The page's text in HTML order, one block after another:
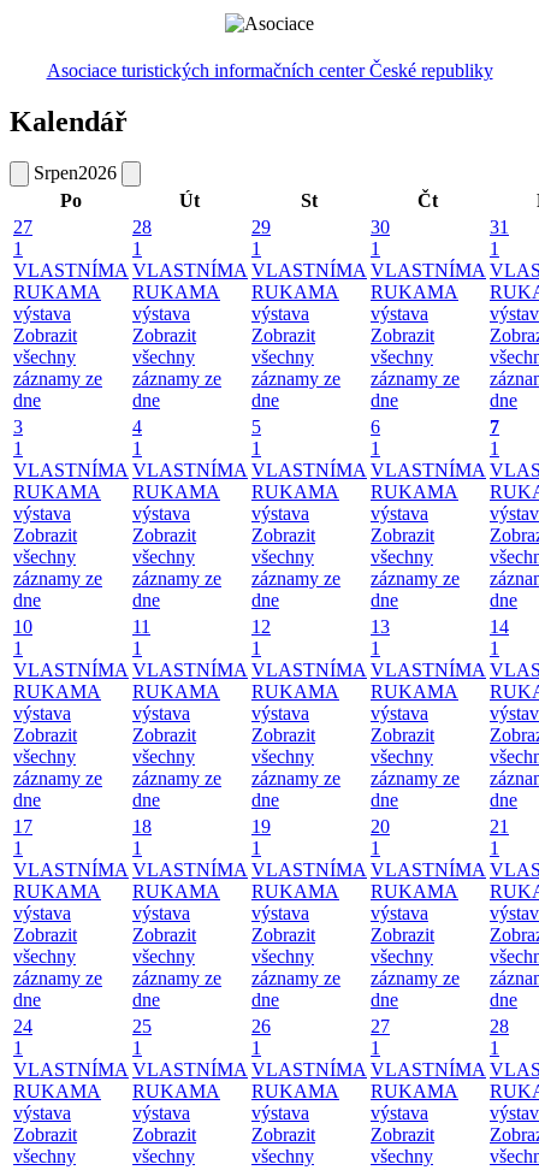
Asociace turistických informačních center České republiky
Kalendář
Srpen2026
Po
Út St Čt
27
1
VLASTNÍMA
RUKAMA
výstava
Zobrazit
všechny
záznamy ze
dne
28
1
VLASTNÍMA
RUKAMA
výstava
Zobrazit
všechny
záznamy ze
dne
29
1
VLASTNÍMA
RUKAMA
výstava
Zobrazit
všechny
záznamy ze
dne
30
1
VLASTNÍMA
RUKAMA
výstava
Zobrazit
všechny
záznamy ze
dne
31
1
dne
3
1
VLASTNÍMA
RUKAMA
výstava
Zobrazit
všechny
záznamy ze
dne
4
1
VLASTNÍMA
RUKAMA
výstava
Zobrazit
všechny
záznamy ze
dne
5
1
VLASTNÍMA
RUKAMA
výstava
Zobrazit
všechny
záznamy ze
dne
6
1
VLASTNÍMA
RUKAMA
výstava
Zobrazit
všechny
záznamy ze
dne
7
1
dne
10
1
VLASTNÍMA
RUKAMA
výstava
Zobrazit
všechny
záznamy ze
dne
11
1
VLASTNÍMA
RUKAMA
výstava
Zobrazit
všechny
záznamy ze
dne
12
1
VLASTNÍMA
RUKAMA
výstava
Zobrazit
všechny
záznamy ze
dne
13
1
VLASTNÍMA
RUKAMA
výstava
Zobrazit
všechny
záznamy ze
dne
14
1
dne
17
1
VLASTNÍMA
RUKAMA
výstava
Zobrazit
všechny
záznamy ze
dne
18
1
VLASTNÍMA
RUKAMA
výstava
Zobrazit
všechny
záznamy ze
dne
19
1
VLASTNÍMA
RUKAMA
výstava
Zobrazit
všechny
záznamy ze
dne
20
1
VLASTNÍMA
RUKAMA
výstava
Zobrazit
všechny
záznamy ze
dne
21
1
dne
24
1
VLASTNÍMA
RUKAMA
výstava
Zobrazit
všechny
25
1
VLASTNÍMA
RUKAMA
výstava
Zobrazit
všechny
26
1
VLASTNÍMA
RUKAMA
výstava
Zobrazit
všechny
27
1
VLASTNÍMA
RUKAMA
výstava
Zobrazit
všechny
28
1